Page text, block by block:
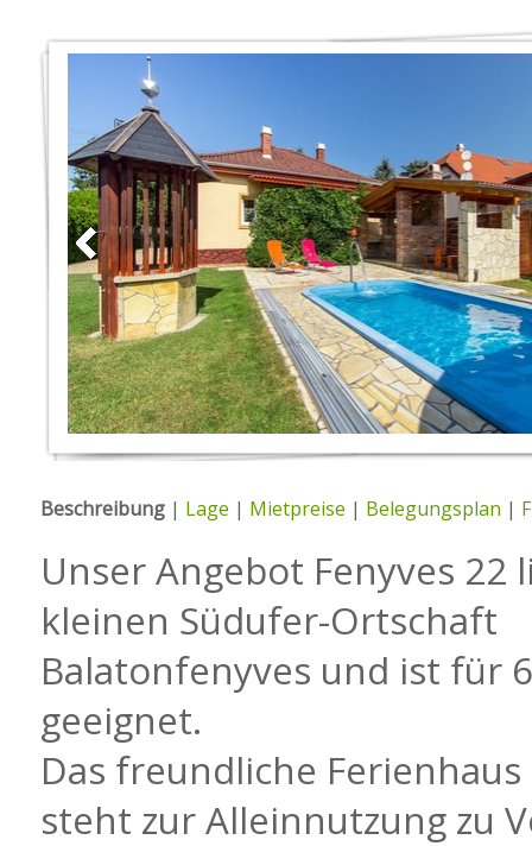
Beschreibung | Lage | Mietpreise | Belegungsplan |
Unser Angebot Fenyves 22
kleinen Südufer-Ortschaft
Balatonfenyves und ist für
geeignet.
Das freundliche
steht zur Alleinnutzung zu